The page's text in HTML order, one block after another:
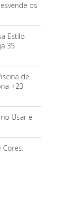
os
Estilo
35
de
+23
Usar e
Cores: